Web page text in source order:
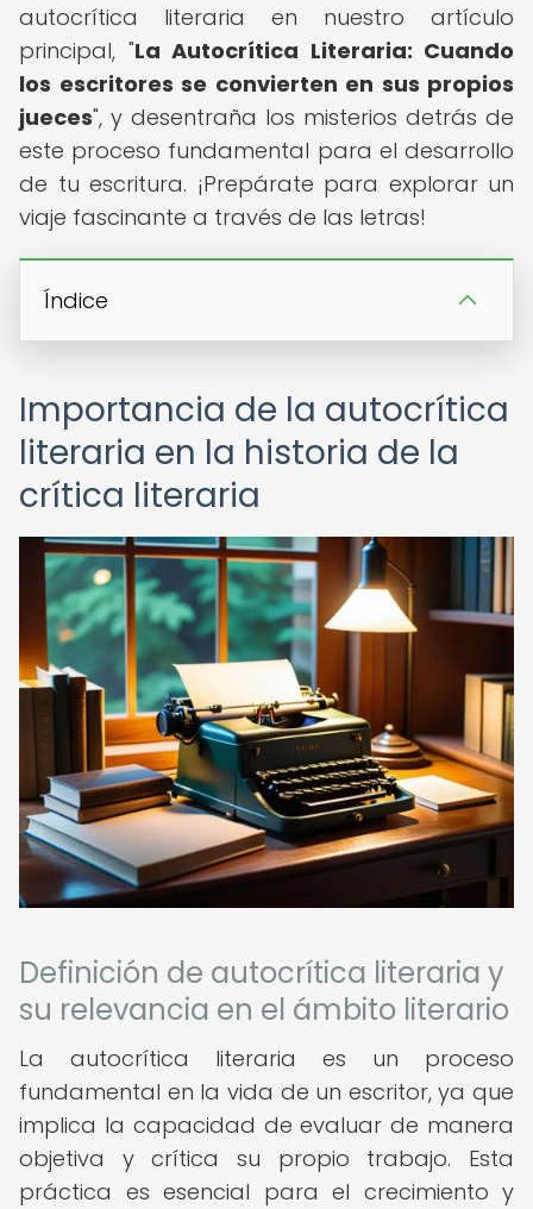
autocrítica literaria en nuestro artículo
principal, "La Autocrítica Literaria: Cuando
los escritores se convierten en sus propios
jueces", y desentraña los misterios detrás de
este proceso fundamental para el desarrollo
de tu escritura. ¡Prepárate para explorar un
viaje fascinante a través de las letras!
Índice
Importancia de la autocrítica
literaria en la historia de la
crítica literaria
Definición de autocrítica literaria y
su relevancia en el ámbito literario
La autocrítica literaria es un proceso
fundamental en la vida de un escritor, ya que
implica la capacidad de evaluar de manera
objetiva y crítica su propio trabajo. Esta
práctica es esencial para el crecimiento y